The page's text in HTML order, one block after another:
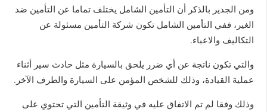
ومن الجدير بالذكر أن التأمين الشامل يختلف تماما عن التأمين ضد
الغير، ففي التأمين الشامل تكون شركة التأمين مسئولة عن
التكاليف والاعباء.
والتي تكون ناتجة عن أي ضرر يلحق بالسيارة مثل حادث سير أثناء
عملية القيادة، وذلك للشخص المؤمن على السيارة والطرف الآخر.
وذلك وفقا لم تم الاتفاق عليه في وثيقة التأمين التي تحتوي على